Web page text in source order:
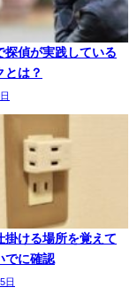
探偵が実践している
とは？
掛ける場所を覚えて
でに確認
日